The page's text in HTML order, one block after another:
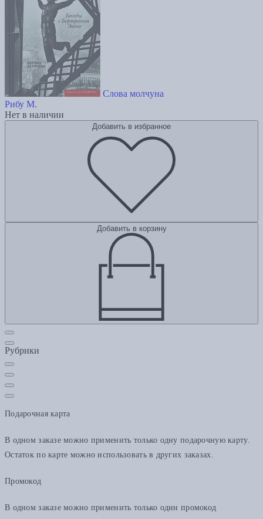
Слова молчуна
Рибу М.
Нет в наличии
Добавить в избранное
Добавить в корзину
Рубрики
Подарочная карта
В одном заказе можно применить только одну подарочную карту.
Остаток по карте можно использовать в других заказах.
Промокод
В одном заказе можно применить только один промокод